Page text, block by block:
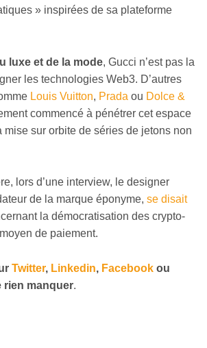
» inspirées de sa plateforme
luxe et de la mode, Gucci n’est pas la
les technologies Web3. D’autres
Louis Vuitton, Prada ou Dolce &
commencé à pénétrer cet espace
mise sur orbite de séries de jetons non
lors d’une interview, le designer
de la marque éponyme, se disait
la démocratisation des crypto-
de paiement.
Twitter, Linkedin, Facebook ou
rien manquer.